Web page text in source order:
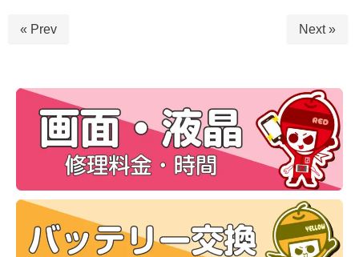
« Prev Next »